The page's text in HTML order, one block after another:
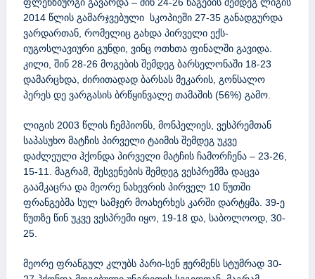
2014 წლის გამარჯვებული სკოპიეში 27-35 განადგურდა
ვარდართან, რომელიც გახდა პირველი ექს-
იუგოსლავიური გუნდი, ვინც ოთხთა ფინალში გავიდა.
კილი, შინ 28-26 მოგების შემდეგ ბარსელონაში 18-23
დამარცხდა, ძირითადად ბარსას მეკარის, გონსალო
პერეს დე ვარგასის ბრწყინვალე თამაშის (56%) გამო.
ლიგის 2003 წლის ჩემპიონს, მონპელიეს, ვესპრემთან
საპასუხო მატჩის პირველი ტაიმის შემდეგ უკვე
დაძლეული ჰქონდა პირველი მატჩის ჩამორჩენა – 23-26,
15-11. მაგრამ, შესვენების შემდეგ ვესპრემმა დაცვა
გაამკაცრა და მეორე ნახევრის პირველ 10 წუთში
ფრანგებმა სულ სამჯერ მოახერხეს კარში დარტყმა. 39-ე
წუთზე წინ უკვე ვესპრემი იყო, 19-18 და, საბოლოოდ, 30-
25.
მეორე ფრანგულ კლუბს პარი-სენ ჟერმენს სტუმრად 30-